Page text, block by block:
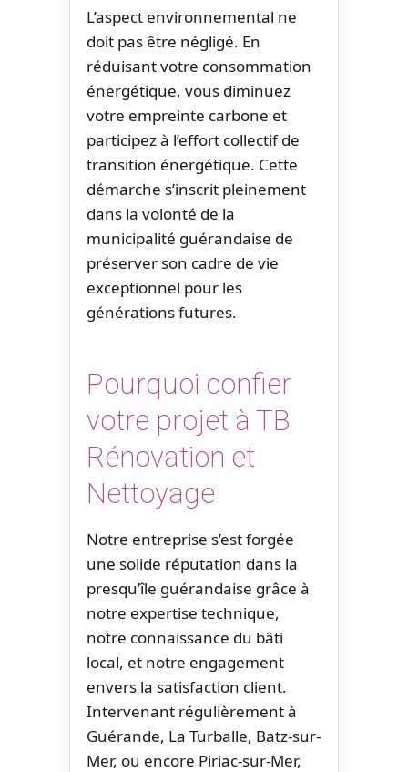
L’aspect environnemental ne
doit pas être négligé. En
réduisant votre consommation
énergétique, vous diminuez
votre empreinte carbone et
participez à l’effort collectif de
transition énergétique. Cette
démarche s’inscrit pleinement
dans la volonté de la
municipalité guérandaise de
préserver son cadre de vie
exceptionnel pour les
générations futures.
Pourquoi confier
votre projet à TB
Rénovation et
Nettoyage
Notre entreprise s’est forgée
une solide réputation dans la
presqu’île guérandaise grâce à
notre expertise technique,
notre connaissance du bâti
local, et notre engagement
envers la satisfaction client.
Intervenant régulièrement à
Guérande, La Turballe, Batz-sur-
Mer, ou encore Piriac-sur-Mer,